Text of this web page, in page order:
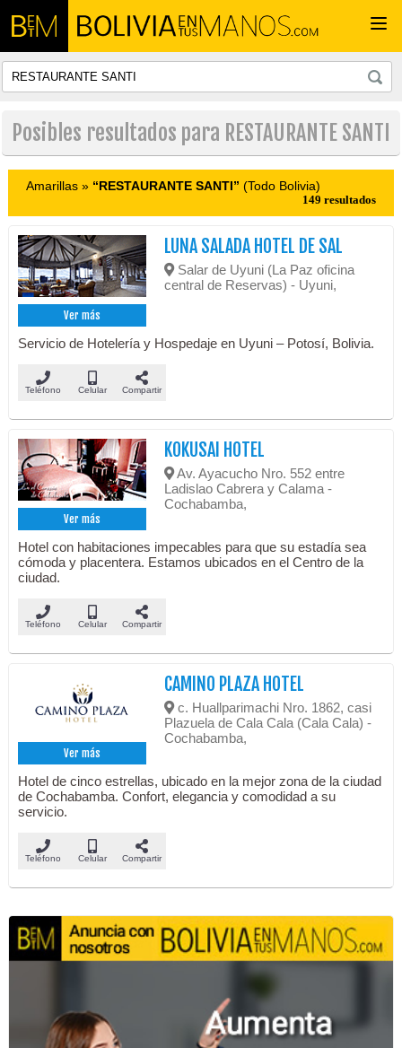
Posibles resultados para RESTAURANTE SANTI
Amarillas » “RESTAURANTE SANTI” (Todo Bolivia)
149 resultados
Ver más
LUNA SALADA HOTEL DE SAL
Salar de Uyuni (La Paz oficina
central de Reservas) - Uyuni,
Servicio de Hotelería y Hospedaje en Uyuni – Potosí, Bolivia.
Teléfono Celular Compartir
Ver más
KOKUSAI HOTEL
Av. Ayacucho Nro. 552 entre
Ladislao Cabrera y Calama -
Cochabamba,
Hotel con habitaciones impecables para que su estadía sea
cómoda y placentera. Estamos ubicados en el Centro de la
ciudad.
Teléfono Celular Compartir
Ver más
CAMINO PLAZA HOTEL
c. Huallparimachi Nro. 1862, casi
Plazuela de Cala Cala (Cala Cala) -
Cochabamba,
Hotel de cinco estrellas, ubicado en la mejor zona de la ciudad
de Cochabamba. Confort, elegancia y comodidad a su
servicio.
Teléfono Celular Compartir